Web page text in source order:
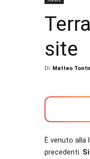
site
Di Matteo
È venuto alla
precedenti.